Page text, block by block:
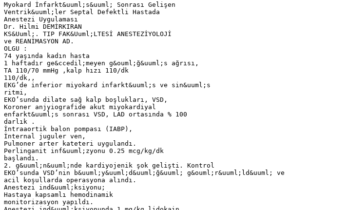
Myokard İnfarkt&uuml;s&uuml; Sonrası Gelişen
Ventrik&uuml;ler Septal Defektli Hastada
Anestezi Uygulaması
Dr. Hilmi DEMİRKIRAN
KS&Uuml;. TIP FAK&Uuml;LTESİ ANESTEZİYOLOJİ
ve REANİMASYON AD.
OLGU :
74 yaşında kadın hasta
1 haftadır ge&ccedil;meyen g&ouml;ğ&uuml;s ağrısı,
TA 110/70 mmHg ,kalp hızı 110/dk
110/dk,,
EKG’de inferior miyokard infarkt&uuml;s ve sin&uuml;s
ritmi,
EKO’sunda dilate sağ kalp boşlukları, VSD,
Koroner anjyiografide akut miyokardiyal
enfarkt&uuml;s sonrası VSD, LAD ortasında % 100
darlık .
İntraaortik balon pompası (IABP),
İnternal juguler ven,
Pulmoner arter kateteri uygulandı.
Perlinganit inf&uuml;zyonu 0.25 mcg/kg/dk
başlandı.
2. g&uuml;n&uuml;nde kardiyojenik şok gelişti. Kontrol
EKO’sunda VSD’nin b&uuml;y&uuml;d&uuml;ğ&uuml; g&ouml;r&uuml;ld&uuml; ve
acil koşullarda operasyona alındı.
Anestezi ind&uuml;ksiyonu;
Hastaya kapsamlı hemodinamik
monitorizasyon yapıldı.